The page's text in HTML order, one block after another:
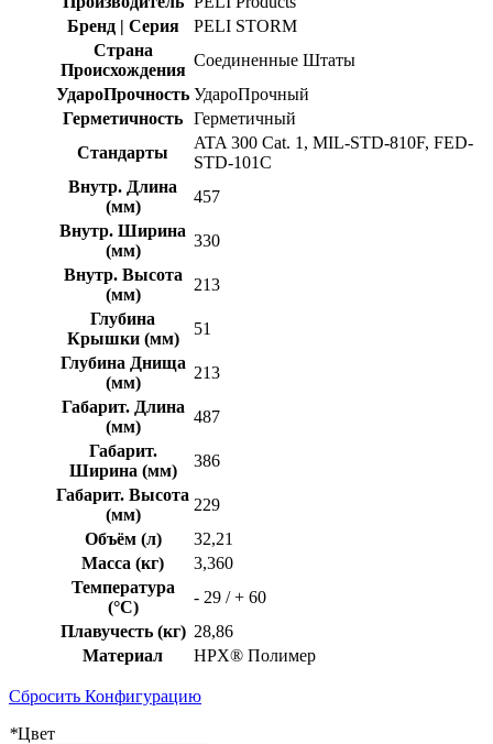
Бренд | Серия
PELI STORM
Страна
Происхождения
Соединенные Штаты
УдароПрочность УдароПрочный
Герметичность Герметичный
Стандарты
ATA 300 Cat. 1, MIL-STD-810F, FED-
STD-101C
Внутр. Длина
(мм)
457
Внутр. Ширина
(мм)
330
Внутр. Высота
(мм)
213
Глубина
Крышки (мм)
51
Глубина Днища
(мм)
213
Габарит. Длина
(мм)
487
Габарит.
Ширина (мм)
386
Габарит. Высота
(мм)
229
Объём (л)
32,21
Масса (кг)
3,360
Температура
(°C)
- 29 / + 60
Плавучесть (кг) 28,86
Материал
HPX® Полимер
Сбросить Конфигурацию
*Цвет